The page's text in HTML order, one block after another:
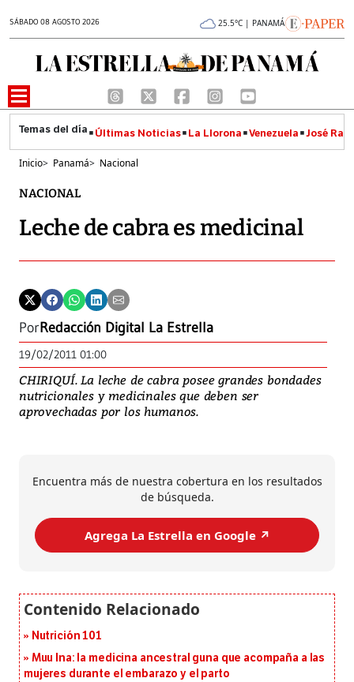
SÁBADO 08 AGOSTO 2026 25.5°C | PANAMÁ
Últimas Noticias La Llorona Venezuela José
Inicio> Panamá> Nacional
NACIONAL
Leche de cabra es medicinal
PorRedacción Digital La Estrella
19/02/2011 01:00
CHIRIQUÍ. La leche de cabra posee grandes bondades
nutricionales y medicinales que deben ser
aprovechadas por los humanos.
Encuentra más de nuestra cobertura en los resultados
de búsqueda.
Agrega La Estrella en Google ↗️
Nutrición 101
Muu Ina: la medicina ancestral guna que acompaña a las
mujeres durante el embarazo y el parto